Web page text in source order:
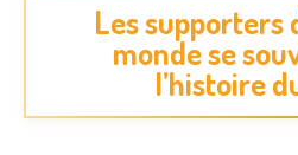
Les supporters
monde se
l’histoire